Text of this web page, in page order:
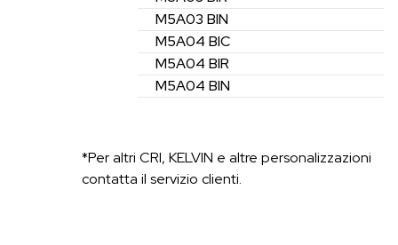
M5A03 BIN
M5A04 BIC
M5A04 BIR
M5A04 BIN
*Per altri CRI, KELVIN e altre personalizzazioni
contatta il servizio clienti.